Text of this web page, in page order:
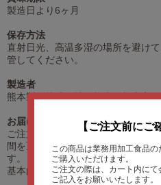
製造日より6ヶ月
保存方法
直射日光、高温多湿の場所を避け
管してください。
製造者
熊本製粉株式会社 熊本県熊本市西
お届けについて
ご注文頂いてから、お客様が商品
間を頂戴しております。 （休業日
す。）
基本的には、ご注文後７営業日以
【ご注文前にご
この商品は業務用加工食品
ご購入いただけます。
ご注文の際は、カート内に
ご記入をお願いいたします。